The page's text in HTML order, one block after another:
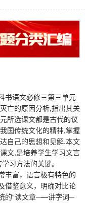
语文必修三第三单元
亡的原因分析,指出其关
所选课文都是古代的议
国传统文化的精神,掌握
自己的思想和见解.本文
文,是培养学生学习文言
习方法的关键。
富，语言极有特色的
借鉴意义，明确对比论
的“读文章─—讲字词─